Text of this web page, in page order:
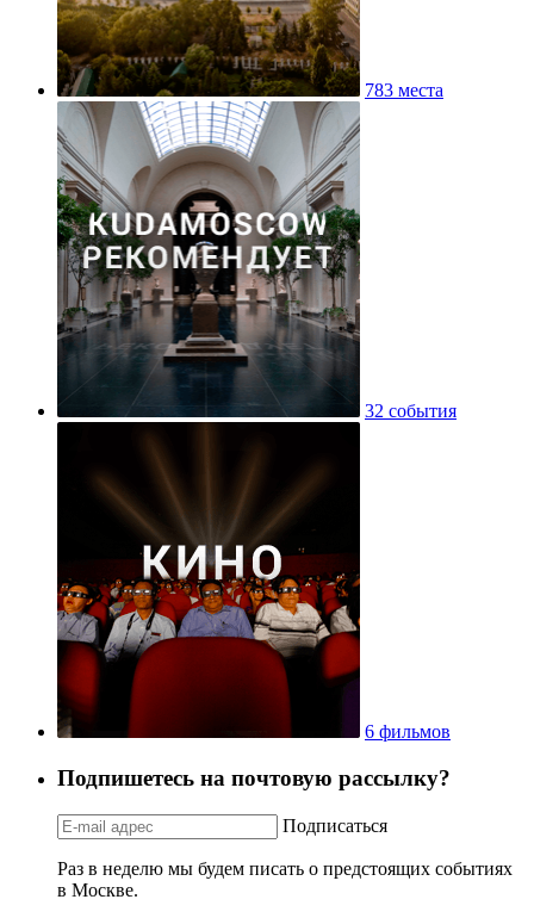
783 места
32 события
6 фильмов
Подпишетесь на почтовую рассылку?
Подписаться
Раз в неделю мы будем писать о предстоящих событиях
в Москве.